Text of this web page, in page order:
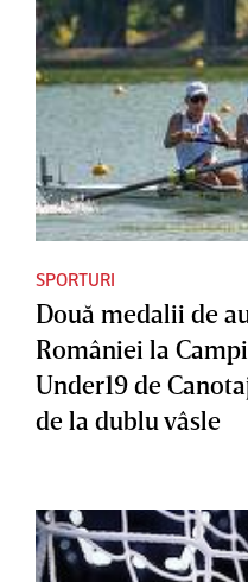
SPORTURI
Două medalii de
României la
Under19 de
de la dublu vâsle